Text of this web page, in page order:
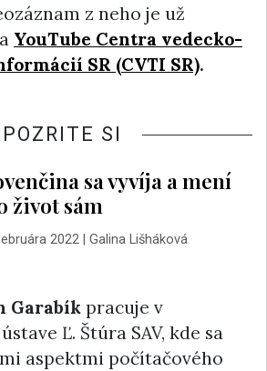
z neho je už
YouTube Centra vedecko-
SR (CVTI SR).
POZRITE SI
sa vyvíja a mení
život sám
2022| Galina Lišháková
Garabík pracuje v
Ľ. Štúra SAV, kde sa
aspektmi počítačového